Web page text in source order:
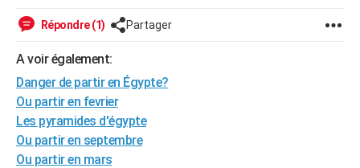
Forum
Aménagement intérieur
Extérieur
Cuisine
Salle de bains
Jardinage
Rangement
WEEK-END
LIFESTYLE
Art de vivre
Bien-être
Loisirs
Mode
Modes de vie
SANTE
Alimentation
Guide de la santé
Maladies
Médicaments
Sommeil
VOYAGE
Destinations
City break
Voyage nature
Voyage de noces
Forum
Climat
+PHOTO
Répondre (1) Partager
A voir également:
Danger de partir en Égypte?
Ou partir en fevrier
Les pyramides d'égypte
Ou partir en septembre
Ou partir en mars